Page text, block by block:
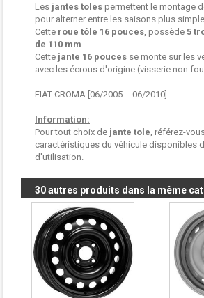
Les jantes toles permettent le montage
pour alterner entre les saisons plus
Cette roue tôle 16 pouces, possède 5
de 110 mm.
Cette jante 16 pouces se monte sur les
avec les écrous d'origine (visserie non
FIAT CROMA [06/2005 -- 06/2010]
Information:
Pour tout choix de jante tole, référez-
caractéristiques du véhicule disponibles
d'utilisation.
30 autres produits dans la même